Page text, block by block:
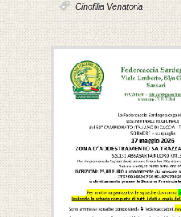
Cinofilia Venatoria